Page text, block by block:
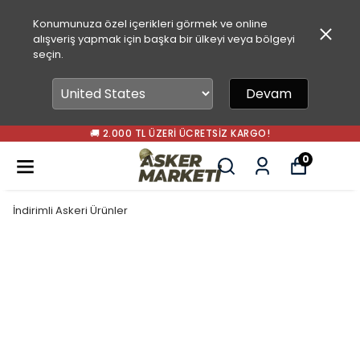
Konumunuza özel içerikleri görmek ve online
alışveriş yapmak için başka bir ülkeyi veya bölgeyi
seçin.
Devam
🚚 2.000 TL ÜZERI ÜCRETSIZ KARGO!
0
İndirimli Askeri Ürünler